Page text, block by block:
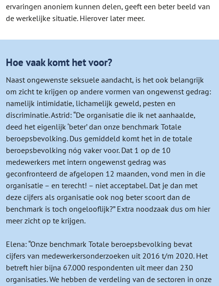
ervaringen anoniem kunnen delen, geeft een beter beeld van
de werkelijke situatie. Hierover later meer.
Hoe vaak komt het voor?
Naast ongewenste seksuele aandacht, is het ook belangrijk
om zicht te krijgen op andere vormen van ongewenst gedrag:
namelijk intimidatie, lichamelijk geweld, pesten en
discriminatie. Astrid: “De organisatie die ik net aanhaalde,
deed het eigenlijk ‘beter’ dan onze benchmark Totale
beroepsbevolking. Dus gemiddeld komt het in de totale
beroepsbevolking nóg vaker voor. Dat 1 op de 10
medewerkers met intern ongewenst gedrag was
geconfronteerd de afgelopen 12 maanden, vond men in die
organisatie – en terecht! – niet acceptabel. Dat je dan met
deze cijfers als organisatie ook nog beter scoort dan de
benchmark is toch ongelooflijk?” Extra noodzaak dus om hier
meer zicht op te krijgen.
Elena: “Onze benchmark Totale beroepsbevolking bevat
cijfers van medewerkersonderzoeken uit 2016 t/m 2020. Het
betreft hier bijna 67.000 respondenten uit meer dan 230
organisaties. We hebben de verdeling van de sectoren in onze